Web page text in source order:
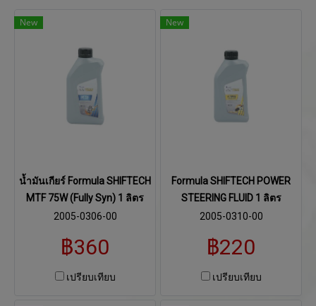
New
น้ำมันเกียร์ Formula SHIFTECH
MTF 75W (Fully Syn) 1 ลิตร
2005-0306-00
฿360
เปรียบเทียบ
New
Formula SHIFTECH POWER
STEERING FLUID 1 ลิตร
2005-0310-00
฿220
เปรียบเทียบ